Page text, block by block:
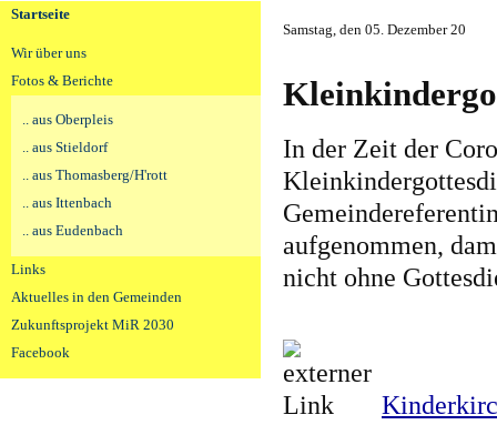
Startseite
Wir über uns
Fotos & Berichte
.. aus Oberpleis
.. aus Stieldorf
.. aus Thomasberg/H'rott
.. aus Ittenbach
.. aus Eudenbach
Links
Aktuelles in den Gemeinden
Zukunftsprojekt MiR 2030
Facebook
Samstag, den 05. Dezember 20
In der Zeit der
aufgenommen,
nicht ohne